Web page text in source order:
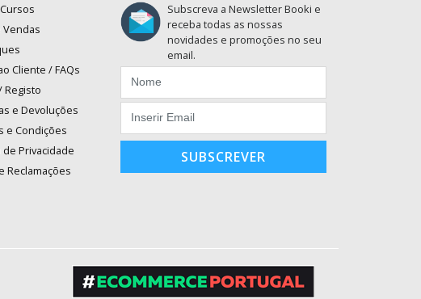
Vendas
Cliente / FAQs
Registo
e Devoluções
e Condições
de Privacidade
Reclamações
Subscreva a Newsletter Booki e
receba todas as nossas
novidades e promoções no seu
email.
SUBSCREVER